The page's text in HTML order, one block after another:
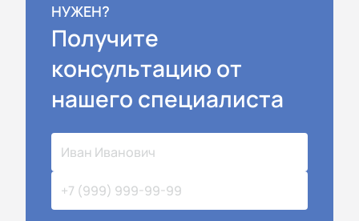
НУЖЕН?
Получите
консультацию от
нашего специалиста